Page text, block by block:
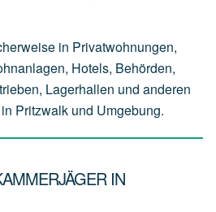
in Privatwohnungen,
Hotels, Behörden,
Lagerhallen und anderen
Pritzwalk und Umgebung.
IN